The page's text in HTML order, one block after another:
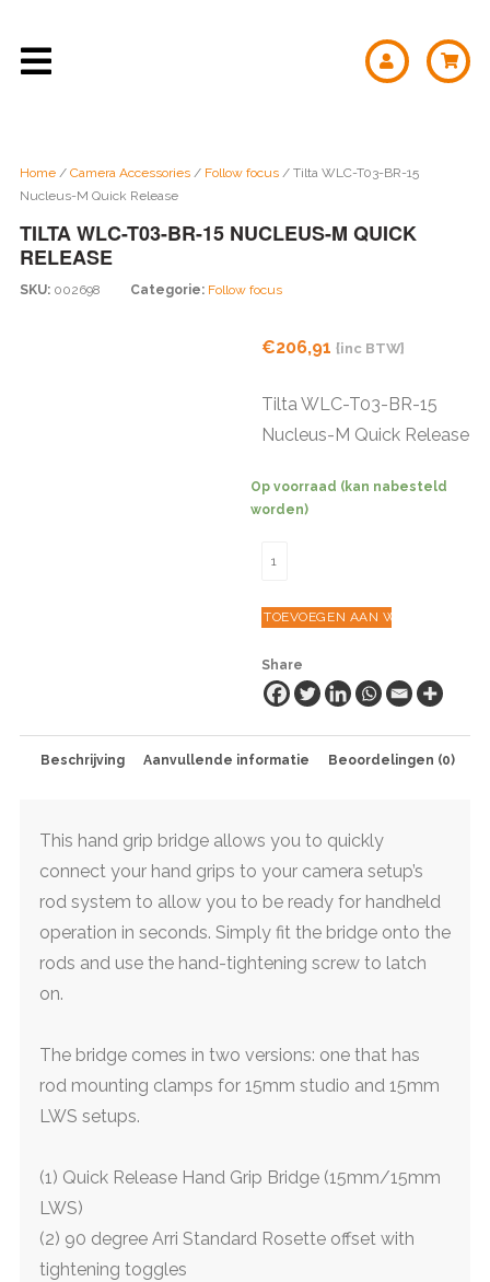
Home / Camera Accessories / Follow focus / Tilta WLC-T03-BR-15
Nucleus-M Quick Release
TILTA WLC-T03-BR-15 NUCLEUS-M QUICK
RELEASE
SKU: 002698 Categorie: Follow focus
€206,91 {inc BTW}
Tilta WLC-T03-BR-15
Nucleus-M Quick Release
Op voorraad (kan nabesteld
worden)
BR-
Nucleus-
M
Release
aantal
TOEVOEGEN AAN WINKELWAGEN
Share
Beschrijving Aanvullende informatie Beoordelingen (0)
This hand grip bridge allows you to quickly
connect your hand grips to your camera setup’s
rod system to allow you to be ready for handheld
operation in seconds. Simply fit the bridge onto the
rods and use the hand-tightening screw to latch
on.
The bridge comes in two versions: one that has
rod mounting clamps for 15mm studio and 15mm
LWS setups.
(1) Quick Release Hand Grip Bridge (15mm/15mm
LWS)
(2) 90 degree Arri Standard Rosette offset with
tightening toggles